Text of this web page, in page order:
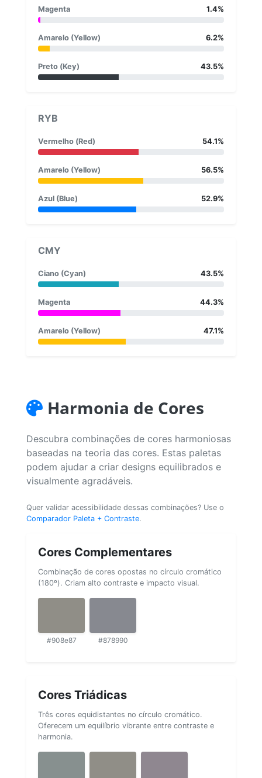
Magenta 1.4%
Amarelo (Yellow) 6.2%
Preto (Key) 43.5%
RYB
Vermelho (Red) 54.1%
Amarelo (Yellow) 56.5%
Azul (Blue) 52.9%
CMY
Ciano (Cyan) 43.5%
Magenta 44.3%
Amarelo (Yellow) 47.1%
Harmonia de Cores
Descubra combinações de cores harmoniosas
baseadas na teoria das cores. Estas paletas
podem ajudar a criar designs equilibrados e
visualmente agradáveis.
Quer validar acessibilidade dessas combinações? Use o
Comparador Paleta + Contraste.
Cores Complementares
Combinação de cores opostas no círculo cromático
(180º). Criam alto contraste e impacto visual.
#908e87 #878990
Cores Triádicas
Três cores equidistantes no círculo cromático.
Oferecem um equilíbrio vibrante entre contraste e
harmonia.